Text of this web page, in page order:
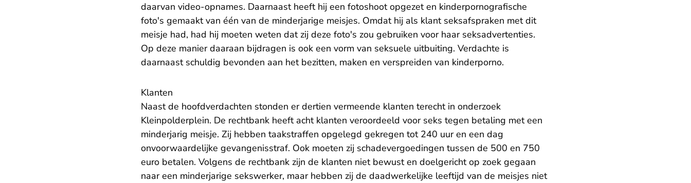
daarvan video-opnames. Daarnaast heeft hij een fotoshoot opgezet en kinderpornografische
foto's gemaakt van één van de minderjarige meisjes. Omdat hij als klant seksafspraken met dit
meisje had, had hij moeten weten dat zij deze foto's zou gebruiken voor haar seksadvertenties.
Op deze manier daaraan bijdragen is ook een vorm van seksuele uitbuiting. Verdachte is
daarnaast schuldig bevonden aan het bezitten, maken en verspreiden van kinderporno.
Klanten
Naast de hoofdverdachten stonden er dertien vermeende klanten terecht in onderzoek
Kleinpolderplein. De rechtbank heeft acht klanten veroordeeld voor seks tegen betaling met een
minderjarig meisje. Zij hebben taakstraffen opgelegd gekregen tot 240 uur en een dag
onvoorwaardelijke gevangenisstraf. Ook moeten zij schadevergoedingen tussen de 500 en 750
euro betalen. Volgens de rechtbank zijn de klanten niet bewust en doelgericht op zoek gegaan
naar een minderjarige sekswerker, maar hebben zij de daadwerkelijke leeftijd van de meisjes niet